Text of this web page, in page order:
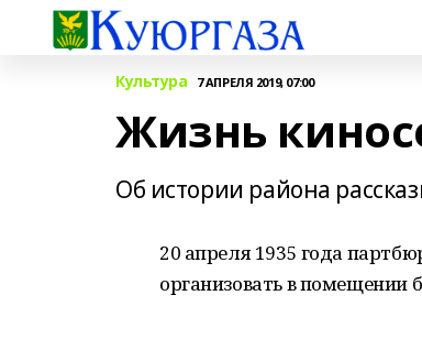
Культура 7 АПРЕЛЯ 2019, 07:00
Жизнь
Об истории района
20 апреля 1935 года
организовать в помещении